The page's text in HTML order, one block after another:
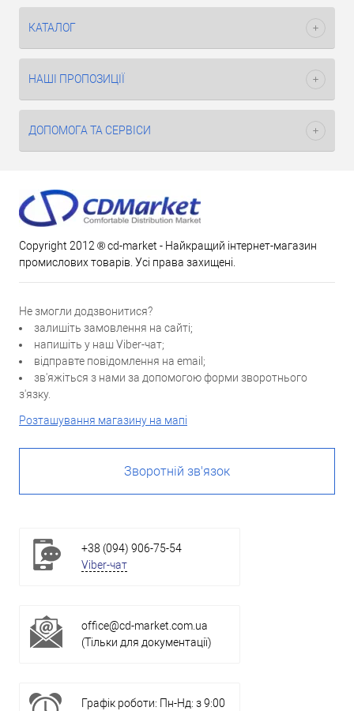
КАТАЛОГ
НАШІ ПРОПОЗИЦІЇ
ДОПОМОГА ТА СЕРВІСИ
Copyright 2012 ® cd-market - Найкращий інтернет-магазин
промислових товарів. Усі права захищені.
Не змогли додзвонитися?
залишіть замовлення на сайті;
напишіть у наш Viber-чат;
відправте повідомлення на email;
зв'яжіться з нами за допомогою форми зворотнього
з'язку.
Розташування магазину на мапі
Зворотній зв'язок
+38 (094) 906-75-54
Viber-чат
office@cd-market.com.ua
(Тільки для документації)
Графік роботи: Пн-Нд: з 9:00